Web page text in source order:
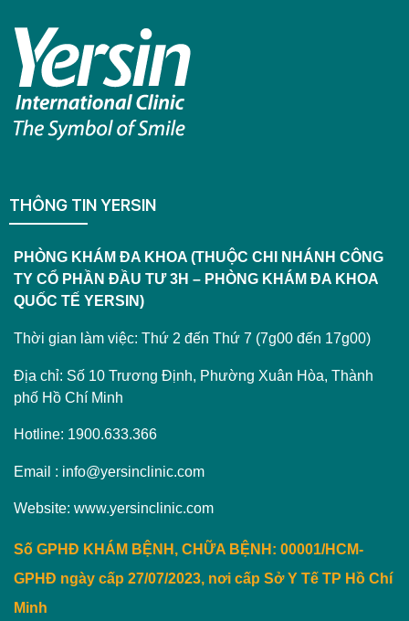
THÔNG TIN YERSIN
PHÒNG KHÁM ĐA KHOA (THUỘC CHI NHÁNH CÔNG
TY CỔ PHẦN ĐẦU TƯ 3H – PHÒNG KHÁM ĐA KHOA
QUỐC TẾ YERSIN)
Thời gian làm việc: Thứ 2 đến Thứ 7 (7g00 đến 17g00)
Địa chỉ: Số 10 Trương Định, Phường Xuân Hòa, Thành
phố Hồ Chí Minh
Hotline: 1900.633.366
Email : info@yersinclinic.com
Website: www.yersinclinic.com
Số GPHĐ KHÁM BỆNH, CHỮA BỆNH: 00001/HCM-
GPHĐ ngày cấp 27/07/2023, nơi cấp Sở Y Tế TP Hồ Chí
Minh